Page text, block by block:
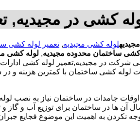
کشی در مجیدیه,
لوله کشی مجیدیه, تعمیر لوله کشی
کشی ساختمان محدوده مجیدیه, لوله کشی
شرکت در مجیدیه,تعمیر لوله کشی
کشی ساختمان با کمترین هزینه و
اوقات جامدات در ساختمان نیاز به نصب
ها در ساختمان برای توزیع آب و گاز و
نکردن به اهمیت این موضوع فجایع جبران